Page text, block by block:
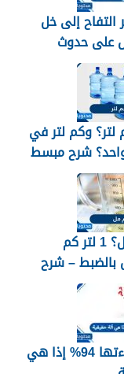
إلى خل
على حدوث
لتر؟ وكم لتر في
شرح مبسط
اللتر كم مل؟ 1 لتر كم
– شرح
رافعة كفاءتها 94% إذا هي